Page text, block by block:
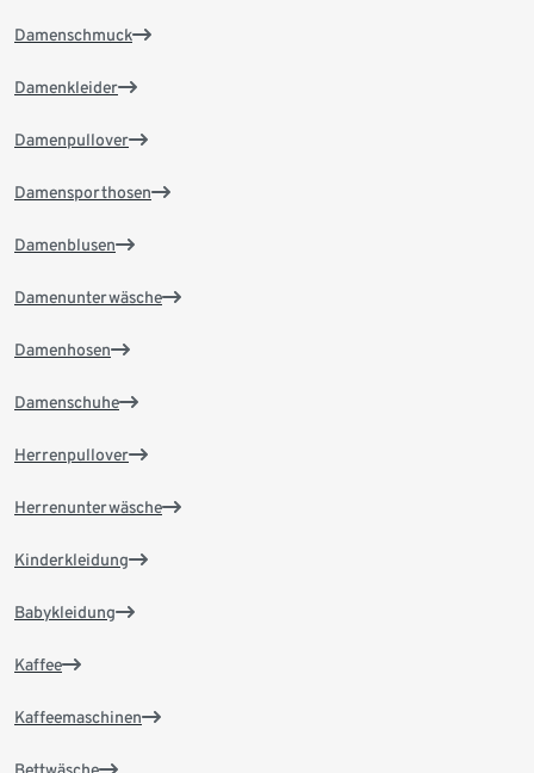
Damenschmuck
Damenkleider
Damenpullover
Damensporthosen
Damenblusen
Damenunterwäsche
Damenhosen
Damenschuhe
Herrenpullover
Herrenunterwäsche
Kinderkleidung
Babykleidung
Kaffee
Kaffeemaschinen